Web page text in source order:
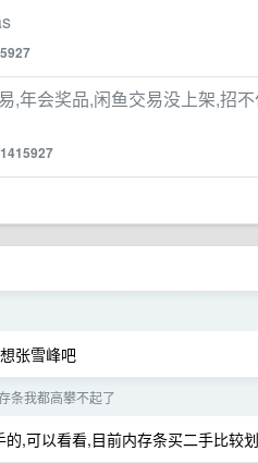
,年会奖品,闲鱼交易没上架,招
张雪峰吧
条我都高攀不起了
的,可以看看,目前内存条买二手比较